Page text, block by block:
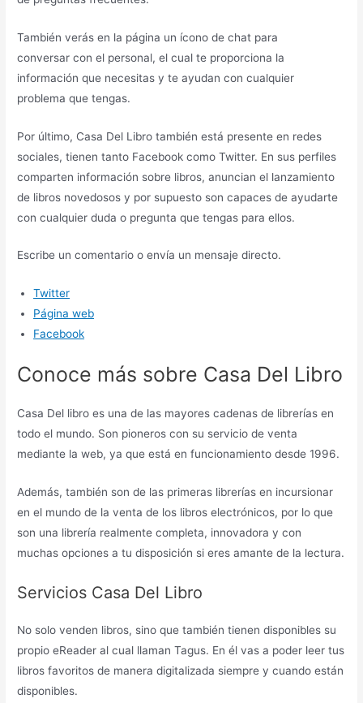
También verás en la página un ícono de chat para
conversar con el personal, el cual te proporciona la
información que necesitas y te ayudan con cualquier
problema que tengas.
Por último, Casa Del Libro también está presente en redes
sociales, tienen tanto Facebook como Twitter. En sus perfiles
comparten información sobre libros, anuncian el lanzamiento
de libros novedosos y por supuesto son capaces de ayudarte
con cualquier duda o pregunta que tengas para ellos.
Escribe un comentario o envía un mensaje directo.
Twitter
Página web
Facebook
Conoce más sobre Casa Del Libro
Casa Del libro es una de las mayores cadenas de librerías en
todo el mundo. Son pioneros con su servicio de venta
mediante la web, ya que está en funcionamiento desde 1996.
Además, también son de las primeras librerías en incursionar
en el mundo de la venta de los libros electrónicos, por lo que
son una librería realmente completa, innovadora y con
muchas opciones a tu disposición si eres amante de la lectura.
Servicios Casa Del Libro
No solo venden libros, sino que también tienen disponibles su
propio eReader al cual llaman Tagus. En él vas a poder leer tus
libros favoritos de manera digitalizada siempre y cuando están
disponibles.